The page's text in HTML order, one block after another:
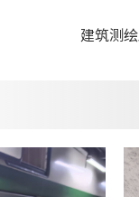
建筑测